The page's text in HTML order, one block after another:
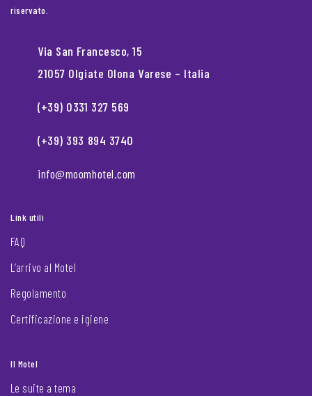
riservato.
Via San Francesco, 15
21057 Olgiate Olona Varese – Italia
(+39) 0331 327 569
(+39) 393 894 3740
info@moomhotel.com
Link utili
FAQ
L’arrivo al Motel
Regolamento
Certificazione e igiene
Il Motel
Le suite a tema